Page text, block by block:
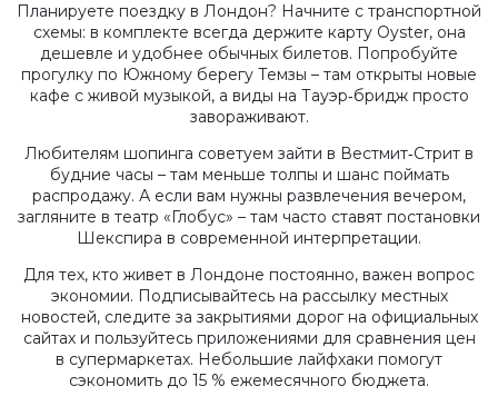
Планируете поездку в Лондон? Начните с транспортной
схемы: в комплекте всегда держите карту Oyster, она
дешевле и удобнее обычных билетов. Попробуйте
прогулку по Южному берегу Темзы – там открыты новые
кафе с живой музыкой, а виды на Тауэр‑бридж просто
завораживают.
Любителям шопинга советуем зайти в Вестмит‑Стрит в
будние часы – там меньше толпы и шанс поймать
распродажу. А если вам нужны развлечения вечером,
загляните в театр «Глобус» – там часто ставят постановки
Шекспира в современной интерпретации.
Для тех, кто живет в Лондоне постоянно, важен вопрос
экономии. Подписывайтесь на рассылку местных
новостей, следите за закрытиями дорог на официальных
сайтах и пользуйтесь приложениями для сравнения цен
в супермаркетах. Небольшие лайфхаки помогут
сэкономить до 15 % ежемесячного бюджета.